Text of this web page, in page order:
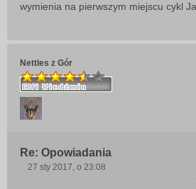
wymienia na pierwszym miejscu cykl
Nettles z Gór
Re: Opowiadania
27 sty 2017, o 23:08